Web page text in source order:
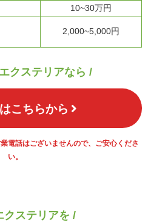
10~30万円
2,000~5,000円
クステリアなら /
こちらから
電話はございませんので、ご安心くださ
い。
クステリアを /